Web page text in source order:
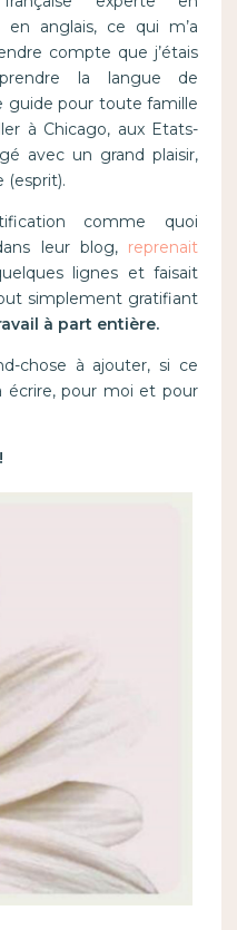
en anglais, ce qui m’a
compte que j’étais
la langue de
guide pour toute famille
à Chicago, aux Etats-
avec un grand plaisir,
comme quoi
leur blog, reprenait
lignes et faisait
simplement gratifiant
à part entière.
chose à ajouter, si ce
écrire, pour moi et pour